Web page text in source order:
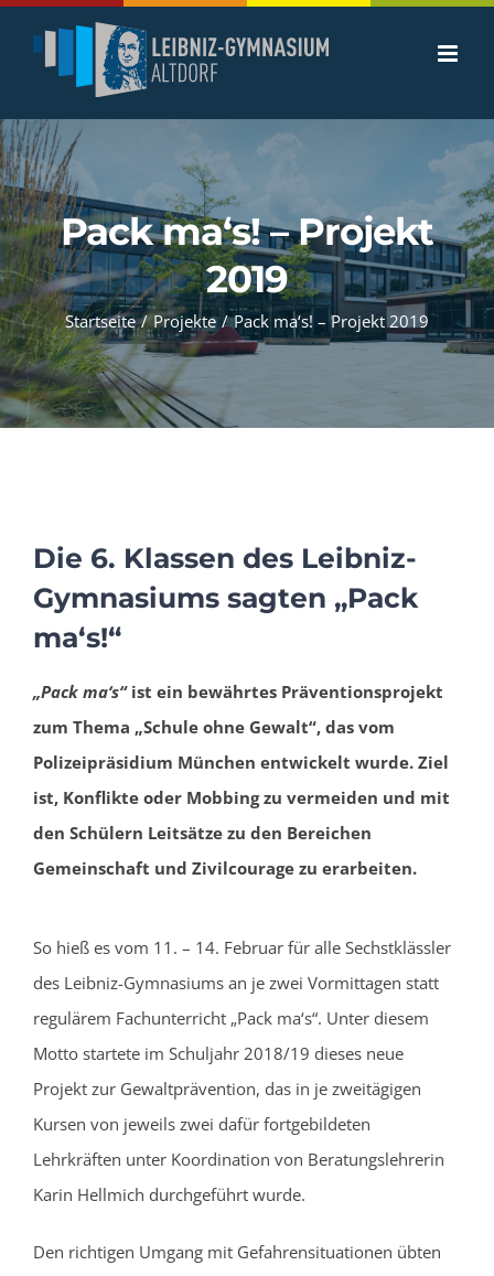
Inhalt
Pack ma‘s! – Projekt
2019
Startseite / Projekte / Pack ma‘s! – Projekt 2019
Die 6. Klassen des Leibniz-
Gymnasiums sagten „Pack
ma‘s!“
„Pack ma‘s“ist ein bewährtes Präventionsprojekt
zum Thema „Schule ohne Gewalt“, das vom
Polizeipräsidium München entwickelt wurde. Ziel
ist, Konflikte oder Mobbing zu vermeiden und mit
den Schülern Leitsätze zu den Bereichen
Gemeinschaft und Zivilcourage zu erarbeiten.
So hieß es vom 11. – 14. Februar für alle Sechstklässler
des Leibniz-Gymnasiums an je zwei Vormittagen statt
regulärem Fachunterricht „Pack ma‘s“. Unter diesem
Motto startete im Schuljahr 2018/19 dieses neue
Projekt zur Gewaltprävention, das in je zweitägigen
Kursen von jeweils zwei dafür fortgebildeten
Lehrkräften unter Koordination von Beratungslehrerin
Karin Hellmich durchgeführt wurde.
Den richtigen Umgang mit Gefahrensituationen übten